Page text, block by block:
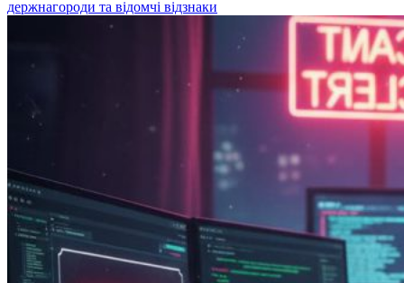
держнагороди та відомчі відзнаки